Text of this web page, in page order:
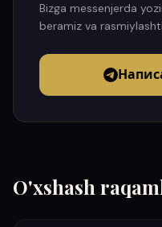
Bizga messenjerda
beramiz va
O'xshash